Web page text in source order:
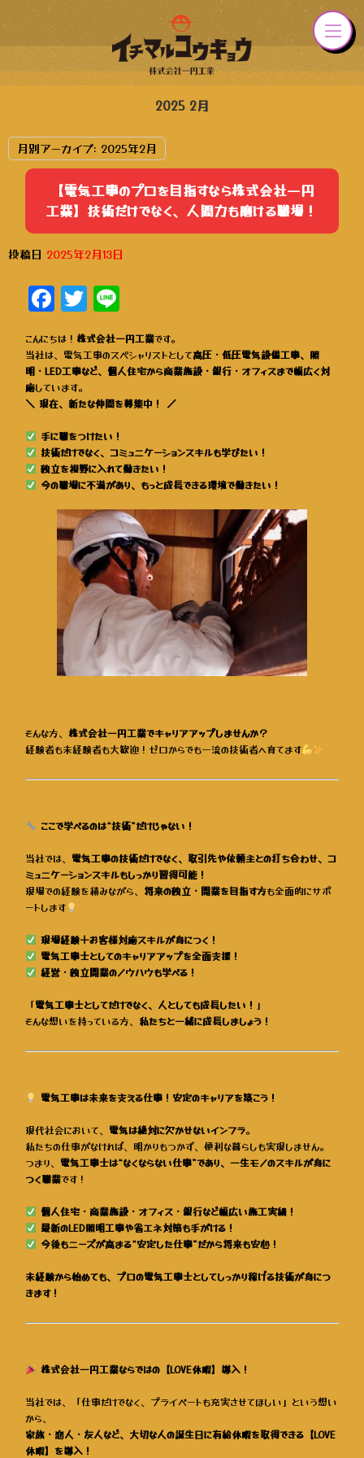
2025 2月
月別アーカイブ: 2025年2月
【電気工事のプロを目指すなら株式会社一円
工業】技術だけでなく、人間力も磨ける職場！
投稿日 2025年2月13日
Facebook
Twitter
こんにちは！ 株式会社一円工業です。
当社は、電気工事のスペシャリストとして高圧・低圧電気設備工事、照
明・LED工事など、個人住宅から商業施設・銀行・オフィスまで幅広く対
応しています。
＼ 現在、新たな仲間を募集中！ ／
手に職をつけたい！
技術だけでなく、コミュニケーションスキルも学びたい！
独立を視野に入れて働きたい！
今の職場に不満があり、もっと成長できる環境で働きたい！
そんな方、 株式会社一円工業でキャリアアップしませんか？
経験者も未経験者も大歓迎！ゼロからでも一流の技術者へ育てます
ここで学べるのは“技術”だけじゃない！
当社では、 電気工事の技術だけでなく、取引先や依頼主との打ち合わせ、コ
ミュニケーションスキルもしっかり習得可能！
現場での経験を積みながら、 将来の独立・開業を目指す方も全面的にサポ
ートします
現場経験＋お客様対応スキルが身につく！
電気工事士としてのキャリアアップを全面支援！
経営・独立開業のノウハウも学べる！
「電気工事士としてだけでなく、人としても成長したい！ 」
そんな想いを持っている方、 私たちと一緒に成長しましょう！
電気工事は未来を支える仕事！安定のキャリアを築こう！
現代社会において、 電気は絶対に欠かせないインフラ。
私たちの仕事がなければ、明かりもつかず、便利な暮らしも実現しません。
つまり、 電気工事士は“なくならない仕事”であり、一生モノのスキルが身に
つく職業です！
個人住宅・商業施設・オフィス・銀行など幅広い施工実績！
最新のLED照明工事や省エネ対策も手がける！
今後もニーズが高まる“安定した仕事”だから将来も安心！
未経験から始めても、プロの電気工事士としてしっかり稼げる技術が身につ
きます！
株式会社一円工業ならではの【LOVE休暇】導入！
当社では、「仕事だけでなく、プライベートも充実させてほしい」という想い
から、
家族・恋人・友人など、大切な人の誕生日に有給休暇を取得できる【LOVE
休暇】を導入！